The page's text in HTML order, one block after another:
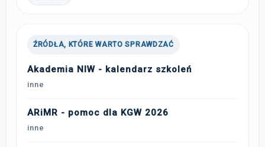
ŹRÓDŁA, KTÓRE WARTO SPRAWDZAĆ
Akademia NIW - kalendarz szkoleń
inne
ARiMR - pomoc dla KGW 2026
inne